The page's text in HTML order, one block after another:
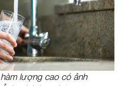
lượng cao có ảnh